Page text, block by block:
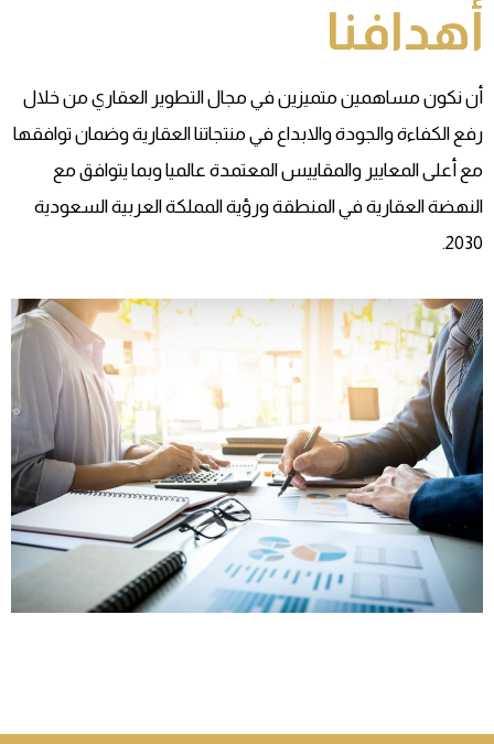
أهدافنا
أن نكون مساهمين متميزين في مجال التطوير العقاري من خلال
رفع الكفاءة والجودة والابداع في منتجاتنا العقارية وضمان توافقها
مع أعلى المعايير والمقاييس المعتمدة عالميا وبما يتوافق مع
النهضة العقارية في المنطقة ورؤية المملكة العربية السعودية
2030.